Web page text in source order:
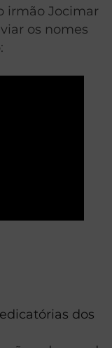
irmão Jocimar
os nomes
dos